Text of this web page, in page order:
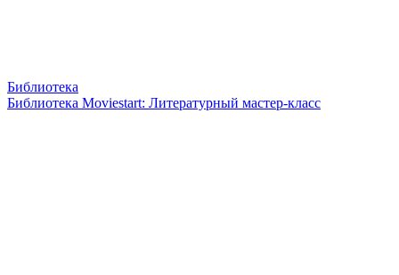
Библиотека
Библиотека Moviestart: Литературный мастер-класс